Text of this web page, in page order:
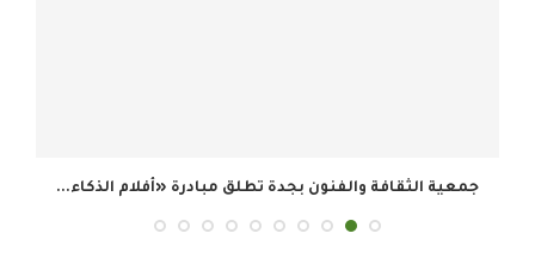
جمعية الثقافة والفنون بجدة تطلق مبادرة «أفلام الذكاء...